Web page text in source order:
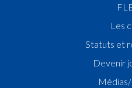
Les
Statuts et
Devenir